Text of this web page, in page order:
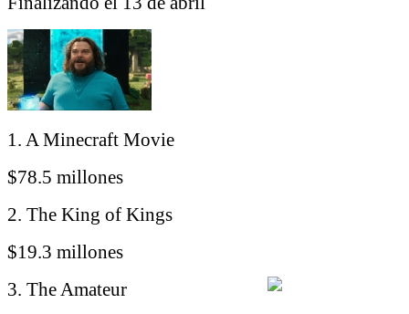
1. A Minecraft Movie
$78.5 millones
2. The King of Kings
$19.3 millones
3. The Amateur